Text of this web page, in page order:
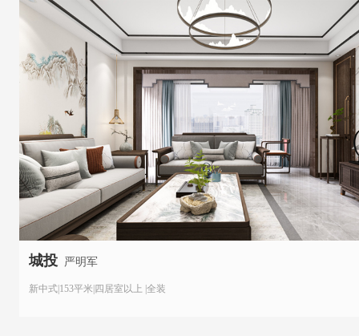
城投严明军
新中式|153平米|四居室以上 |全装